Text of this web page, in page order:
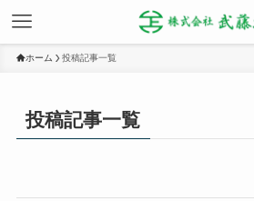
ホーム 投稿記事一覧
投稿記事一覧